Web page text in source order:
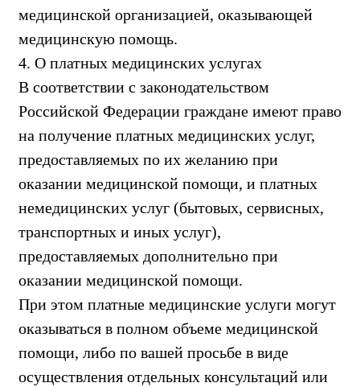
медицинской организацией, оказывающей
медицинскую помощь.
4. О платных медицинских услугах
В соответствии с законодательством
Российской Федерации граждане имеют право
на получение платных медицинских услуг,
предоставляемых по их желанию при
оказании медицинской помощи, и платных
немедицинских услуг (бытовых, сервисных,
транспортных и иных услуг),
предоставляемых дополнительно при
оказании медицинской помощи.
При этом платные медицинские услуги могут
оказываться в полном объеме медицинской
помощи, либо по вашей просьбе в виде
осуществления отдельных консультаций или